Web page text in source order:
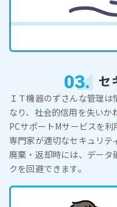
03. セ
ＩＴ機器のずさんな管理
なり、社会的信用を失いか
PCサポートMサービスを
専門家が適切なセキュリテ
廃棄・返却時には、データ
クを回避できます。